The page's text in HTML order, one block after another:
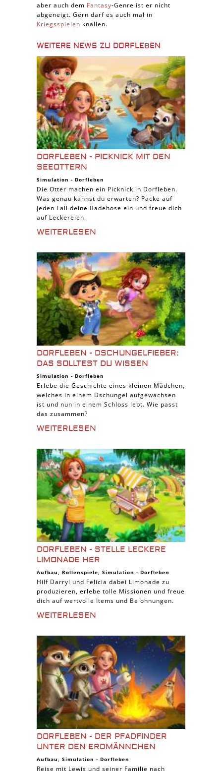
aber auch dem Fantasy-Genre ist er nicht
abgeneigt. Gern darf es auch mal in
Kriegsspielen knallen.
WEITERE NEWS ZU DORFLEBEN
DORFLEBEN - PICKNICK MIT DEN
SEEOTTERN
Simulation - Dorfleben
Die Otter machen ein Picknick in Dorfleben.
Was genau kannst du erwarten? Packe auf
jeden Fall deine Badehose ein und freue dich
auf Leckereien.
WEITERLESEN
DORFLEBEN - DSCHUNGELFIEBER:
DAS SOLLTEST DU WISSEN
Simulation - Dorfleben
Erlebe die Geschichte eines kleinen Mädchen,
welches in einem Dschungel aufgewachsen
ist und nun in einem Schloss lebt. Wie passt
das zusammen?
WEITERLESEN
DORFLEBEN - STELLE LECKERE
LIMONADE HER
Aufbau, Rollenspiele, Simulation - Dorfleben
Hilf Darryl und Felicia dabei Limonade zu
produzieren, erlebe tolle Missionen und freue
dich auf wertvolle Items und Belohnungen.
WEITERLESEN
DORFLEBEN - DER PFADFINDER
UNTER DEN ERDMÄNNCHEN
Aufbau, Simulation - Dorfleben
Reise mit Lewis und seiner Familie nach